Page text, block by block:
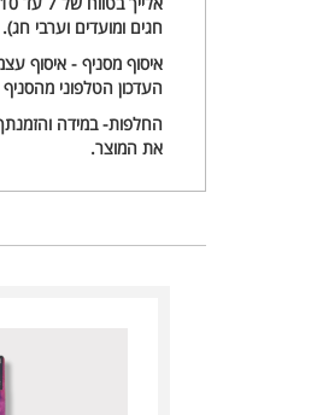
חגים ומועדים וערבי חג).
איסוף מסניף - איסוף
העדכון הטלפוני
החלפות- במידה
את המוצר.